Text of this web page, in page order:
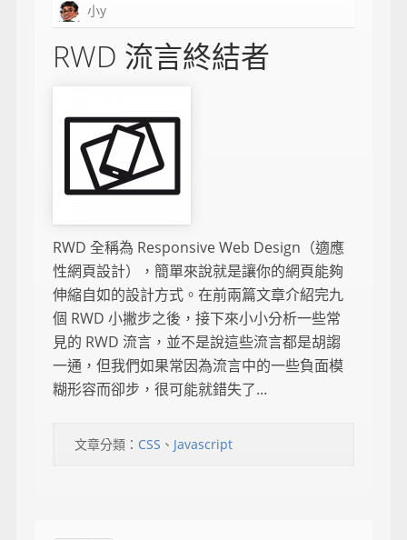
小y
RWD 流言終結者
RWD 全稱為 Responsive Web Design（適應
性網頁設計），簡單來說就是讓你的網頁能夠
伸縮自如的設計方式。在前兩篇文章介紹完九
個 RWD 小撇步之後，接下來小小分析一些常
見的 RWD 流言，並不是說這些流言都是胡謅
一通，但我們如果常因為流言中的一些負面模
糊形容而卻步，很可能就錯失了...
文章分類： CSS 、 Javascript